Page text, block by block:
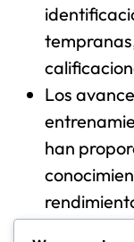
Los
han